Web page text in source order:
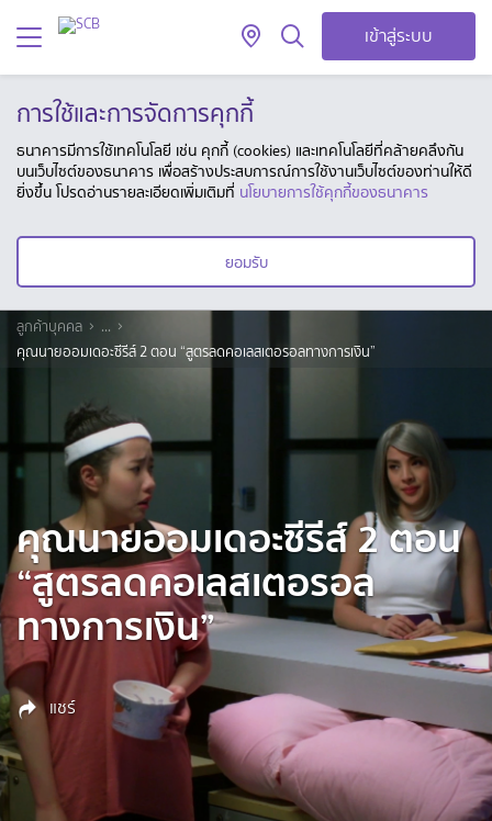
เข้าสู่ระบบ
การใช้และการจัดการคุกกี้
ธนาคารมีการใช้เทคโนโลยี เช่น คุกกี้ (cookies) และเทคโนโลยีที่คล้ายคลึงกัน
บนเว็บไซต์ของธนาคาร เพื่อสร้างประสบการณ์การใช้งานเว็บไซต์ของท่านให้ดี
ยิ่งขึ้น โปรดอ่านรายละเอียดเพิ่มเติมที่ นโยบายการใช้คุกกี้ของธนาคาร
ยอมรับ
ลูกค้าบุคคล
...
คุณนายออมเดอะซีรีส์ 2 ตอน “สูตรลดคอเลสเตอรอลทางการเงิน”
คุณนายออมเดอะซีรีส์ 2 ตอน
“สูตรลดคอเลสเตอรอล
ทางการเงิน”
แชร์